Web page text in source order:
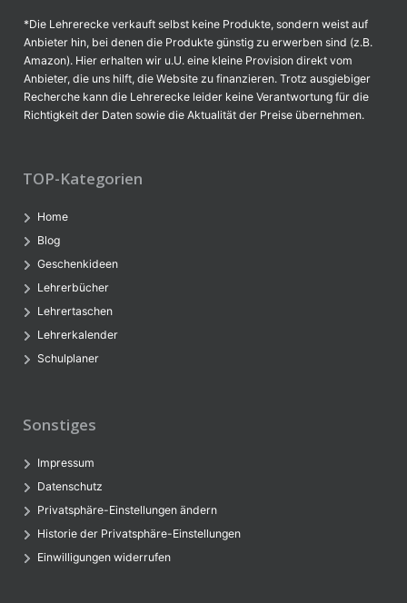
*Die Lehrerecke verkauft selbst keine Produkte, sondern weist auf
Anbieter hin, bei denen die Produkte günstig zu erwerben sind (z.B.
Amazon). Hier erhalten wir u.U. eine kleine Provision direkt vom
Anbieter, die uns hilft, die Website zu finanzieren. Trotz ausgiebiger
Recherche kann die Lehrerecke leider keine Verantwortung für die
Richtigkeit der Daten sowie die Aktualität der Preise übernehmen.
TOP-Kategorien
Home
Blog
Geschenkideen
Lehrerbücher
Lehrertaschen
Lehrerkalender
Schulplaner
Sonstiges
Impressum
Datenschutz
Privatsphäre-Einstellungen ändern
Historie der Privatsphäre-Einstellungen
Einwilligungen widerrufen